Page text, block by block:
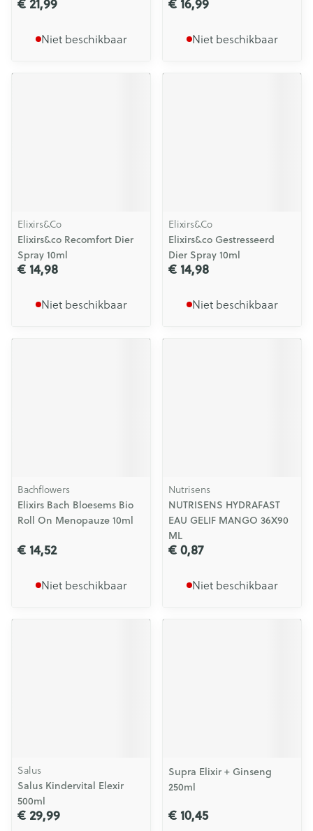
Niet beschikbaar Niet beschikbaar
Elixirs&Co
Elixirs&co Recomfort Dier
Spray 10ml
€ 14,98
Niet beschikbaar
Elixirs&Co
Elixirs&co Gestresseerd
Dier Spray 10ml
€ 14,98
Niet beschikbaar
Bachflowers
Elixirs Bach Bloesems Bio
Roll On Menopauze 10ml
€ 14,52
Niet beschikbaar
Nutrisens
NUTRISENS HYDRAFAST
EAU GELIF MANGO 36X90
ML
€ 0,87
Niet beschikbaar
Salus
Salus Kindervital Elexir
500ml
€ 29,99
Supra Elixir + Ginseng
250ml
€ 10,45